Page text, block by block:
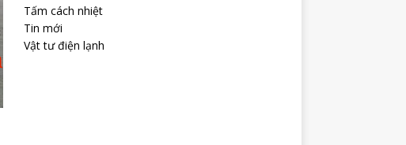
Tấm cách nhiệt
Tin mới
Vật tư điện lạnh